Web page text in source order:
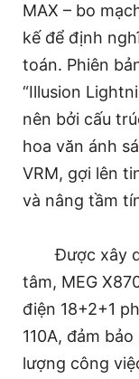
MAX – bo
kế để định
toán. Phiên
“Illusion
nên bởi cấu
hoa văn ánh
VRM, gợi lên
và nâng tầm
Được xây
tâm, MEG
điện 18+2+1
110A, đảm
lượng công